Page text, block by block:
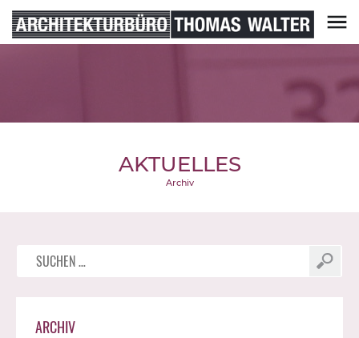
Skip
to
content
AKTUELLES
Archiv
Suchen
nach:
ARCHIV